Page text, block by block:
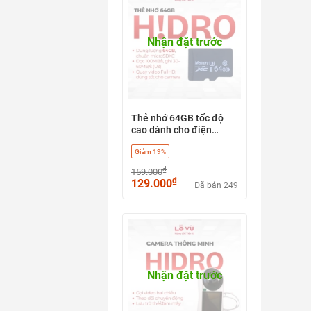
Nhận đặt trước
Thẻ nhớ 64GB tốc độ
cao dành cho điện
Giảm 19%
159.000₫
129.000₫ Đã bán 249
Nhận đặt trước